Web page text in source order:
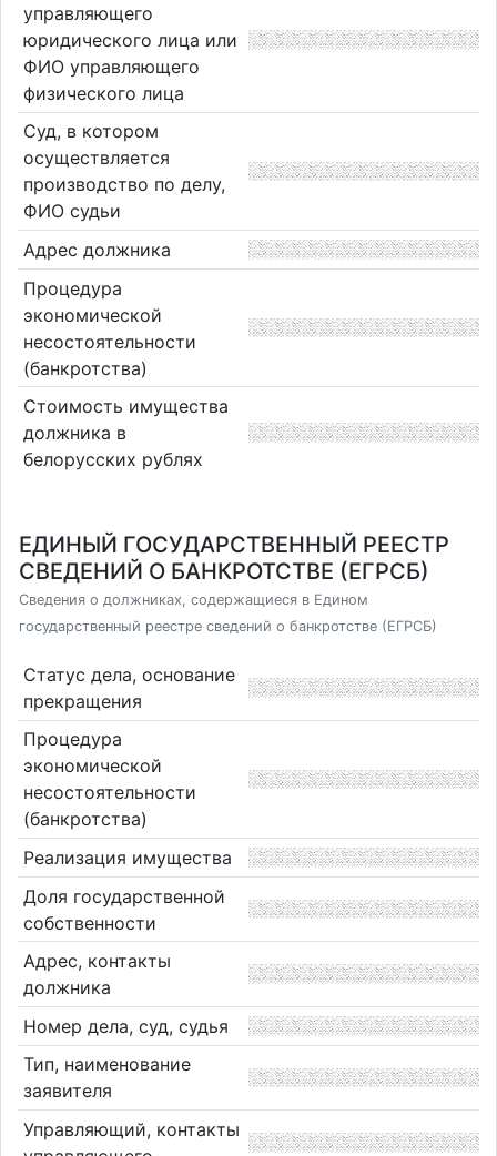
управляющего
юридического лица или
ФИО управляющего
физического лица
Суд, в котором
осуществляется
производство по делу,
ФИО судьи
Адрес должника
Процедура
экономической
несостоятельности
(банкротства)
Стоимость имущества
должника в
белорусских рублях
ЕДИНЫЙ ГОСУДАРСТВЕННЫЙ РЕЕСТР
СВЕДЕНИЙ О БАНКРОТСТВЕ (ЕГРСБ)
Сведения о должниках, содержащиеся в Едином
государственный реестре сведений о банкротстве (ЕГРСБ)
Статус дела, основание
прекращения
Процедура
экономической
несостоятельности
(банкротства)
Реализация имущества
Доля государственной
собственности
Адрес, контакты
должника
Номер дела, суд, судья
Тип, наименование
заявителя
Управляющий, контакты